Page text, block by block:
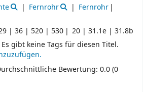
Fernrohr
Fernrohr
| 36 | 520 | 530
20 | 31.1e | 31.8b
Es gibt keine Tags für diesen Titel.
Bewertung: 0.0 (0